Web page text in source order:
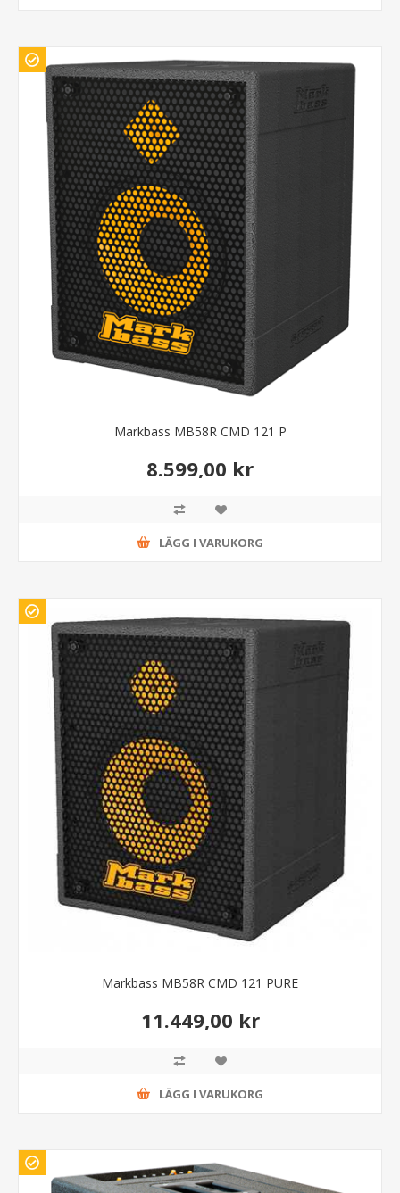
Markbass MB58R CMD 121 P
8.599,00 kr
LÄGG I VARUKORG
Markbass MB58R CMD 121 PURE
11.449,00 kr
LÄGG I VARUKORG